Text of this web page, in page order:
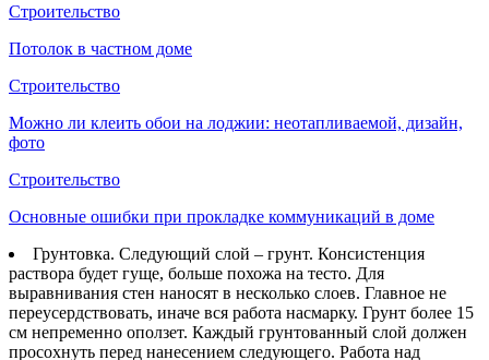
Строительство
Потолок в частном доме
Строительство
Можно ли клеить обои на лоджии: неотапливаемой, дизайн,
фото
Строительство
Основные ошибки при прокладке коммуникаций в доме
Грунтовка. Следующий слой – грунт. Консистенция
раствора будет гуще, больше похожа на тесто. Для
выравнивания стен наносят в несколько слоев. Главное не
переусердствовать, иначе вся работа насмарку. Грунт более 15
см непременно оползет. Каждый грунтованный слой должен
просохнуть перед нанесением следующего. Работа над